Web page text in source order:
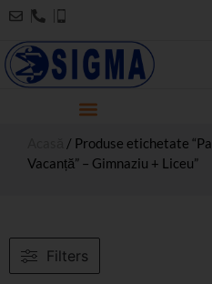
/ Produse etichetate
Vacanță” – Gimnaziu + Liceu”
Filters